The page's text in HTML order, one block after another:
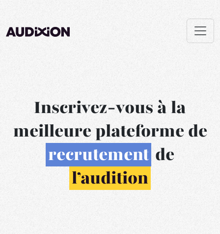
Inscrivez-vous à la
meilleure plateforme de
recrutement de
l’audition